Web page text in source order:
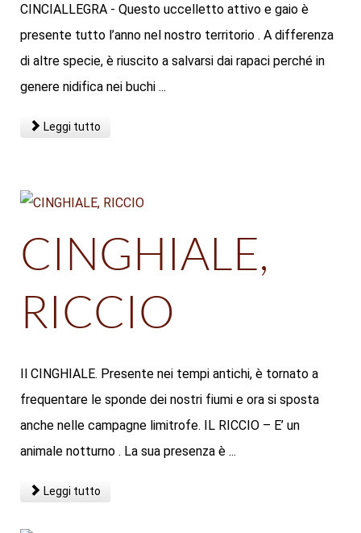
CINCIALLEGRA - Questo uccelletto attivo e gaio è
presente tutto l’anno nel nostro territorio . A differenza
di altre specie, è riuscito a salvarsi dai rapaci perché in
genere nidifica nei buchi ...
Leggi tutto
CINGHIALE,
RICCIO
Il CINGHIALE. Presente nei tempi antichi, è tornato a
frequentare le sponde dei nostri fiumi e ora si sposta
anche nelle campagne limitrofe. IL RICCIO – E’ un
animale notturno . La sua presenza è ...
Leggi tutto